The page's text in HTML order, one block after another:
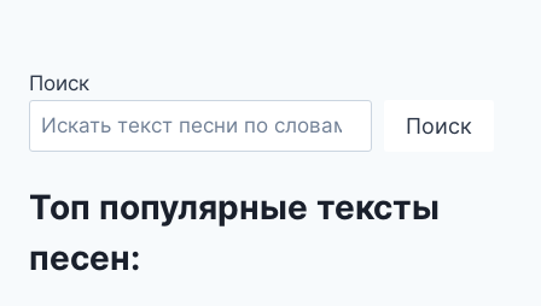
Поиск
Поиск
Топ популярные тексты
песен: